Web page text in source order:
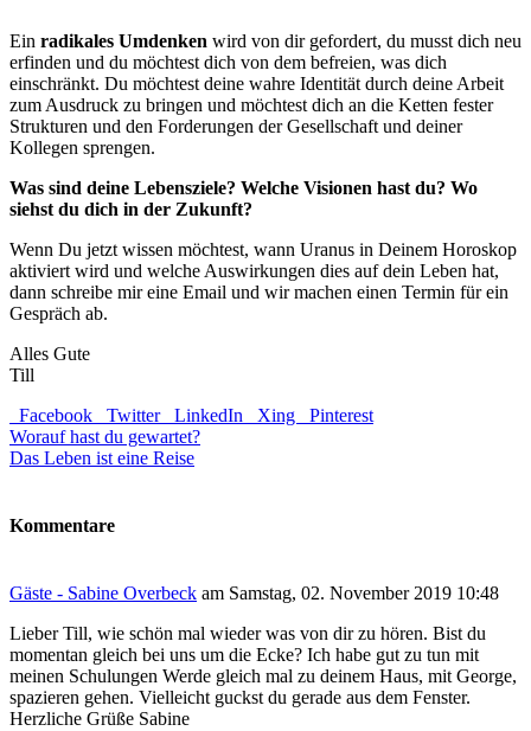
Ein radikales Umdenken wird von dir gefordert, du musst dich neu
erfinden und du möchtest dich von dem befreien, was dich
einschränkt. Du möchtest deine wahre Identität durch deine Arbeit
zum Ausdruck zu bringen und möchtest dich an die Ketten fester
Strukturen und den Forderungen der Gesellschaft und deiner
Kollegen sprengen.
Was sind deine Lebensziele? Welche Visionen hast du? Wo
siehst du dich in der Zukunft?
Wenn Du jetzt wissen möchtest, wann Uranus in Deinem Horoskop
aktiviert wird und welche Auswirkungen dies auf dein Leben hat,
dann schreibe mir eine Email und wir machen einen Termin für ein
Gespräch ab.
Alles Gute
Till
Facebook
Twitter LinkedIn Xing
Pinterest
Worauf hast du gewartet?
Das Leben ist eine Reise
Kommentare
Gäste - Sabine Overbeck am Samstag, 02. November 2019 10:48
Lieber Till, wie schön mal wieder was von dir zu hören. Bist du
momentan gleich bei uns um die Ecke? Ich habe gut zu tun mit
meinen Schulungen Werde gleich mal zu deinem Haus, mit George,
spazieren gehen. Vielleicht guckst du gerade aus dem Fenster.
Herzliche Grüße Sabine